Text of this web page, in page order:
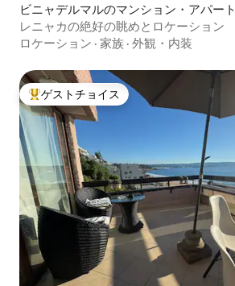
ビニャデルマルのマンション・アパート
レニャカの絶好の眺めとロケーション
ロケーション · 家族 · 外観・内装
大好評のゲストチョイスです。
ゲストチョイス